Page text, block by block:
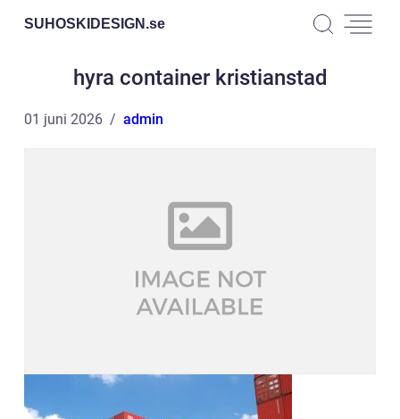
SUHOSKIDESIGN.se
hyra container kristianstad
01 juni 2026 admin